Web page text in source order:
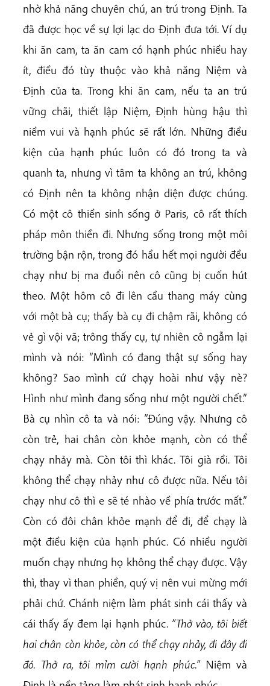
nhờ khả năng chuyên chú, an trú trong Định. Ta
đã được học về sự lợi lạc do Định đưa tới. Ví dụ
khi ăn cam, ta ăn cam có hạnh phúc nhiều hay
ít, điều đó tùy thuộc vào khả năng Niệm và
Định của ta. Trong khi ăn cam, nếu ta an trú
vững chãi, thiết lập Niệm, Định hùng hậu thì
niềm vui và hạnh phúc sẽ rất lớn. Những điều
kiện của hạnh phúc luôn có đó trong ta và
quanh ta, nhưng vì tâm ta không an trú, không
có Định nên ta không nhận diện được chúng.
Có một cô thiền sinh sống ở Paris, cô rất thích
pháp môn thiền đi. Nhưng sống trong một môi
trường bận rộn, trong đó hầu hết mọi người đều
chạy như bị ma đuổi nên cô cũng bị cuốn hút
theo. Một hôm cô đi lên cầu thang máy cùng
với một bà cụ; thấy bà cụ đi chậm rãi, không có
vẻ gì vội vã; trông thấy cụ, tự nhiên cô ngẫm lại
mình và nói: ”Mình có đang thật sự sống hay
không? Sao mình cứ chạy hoài như vậy nè?
Hình như mình đang sống như một người chết.”
Bà cụ nhìn cô ta và nói: ”Đúng vậy. Nhưng cô
còn trẻ, hai chân còn khỏe mạnh, còn có thể
chạy nhảy mà. Còn tôi thì khác. Tôi già rồi. Tôi
không thể chạy nhảy như cô được nữa. Nếu tôi
chạy như cô thì e sẽ té nhào về phía trước mất.”
Còn có đôi chân khỏe mạnh để đi, để chạy là
một điều kiện của hạnh phúc. Có nhiều người
muốn chạy nhưng họ không thể chạy được. Vậy
thì, thay vì than phiền, quý vị nên vui mừng mới
phải chứ. Chánh niệm làm phát sinh cái thấy và
cái thấy ấy đem lại hạnh phúc. ”Thở vào, tôi biết
hai chân còn khỏe, còn có thể chạy nhảy, đi đây đi
đó. Thở ra, tôi mỉm cười hạnh phúc.”Niệm và